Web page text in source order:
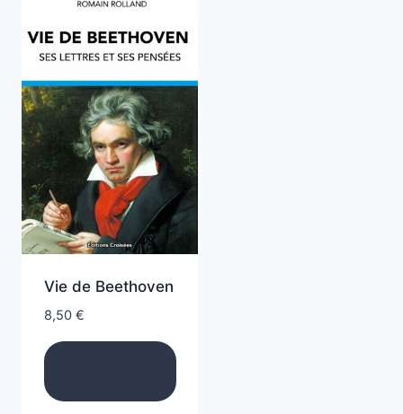
Vie de Beethoven
8,50 €